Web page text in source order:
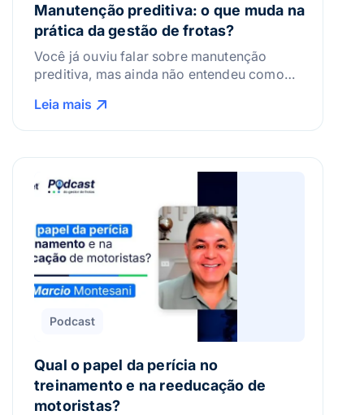
Manutenção preditiva: o que muda na
prática da gestão de frotas?
Você já ouviu falar sobre manutenção
preditiva, mas ainda não entendeu como
frota? Ou talvez pense que esse tipo de
controle só serve para operações maiores,
gente vai mostrar que não é bem assim.
Vamos entender, com quem está na […]
Leia mais
Podcast
Qual o papel da perícia no
treinamento e na reeducação de
motoristas?